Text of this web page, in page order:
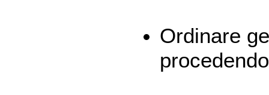
Ordinare